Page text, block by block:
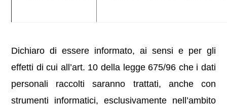
Dichiaro di essere informato, ai sensi e per gli
effetti di cui all’art. 10 della legge 675/96 che i dati
personali raccolti saranno trattati, anche con
strumenti informatici, esclusivamente nell’ambito